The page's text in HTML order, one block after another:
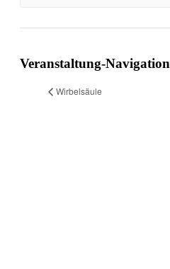
Veranstaltung-Navigation
Wirbelsäule